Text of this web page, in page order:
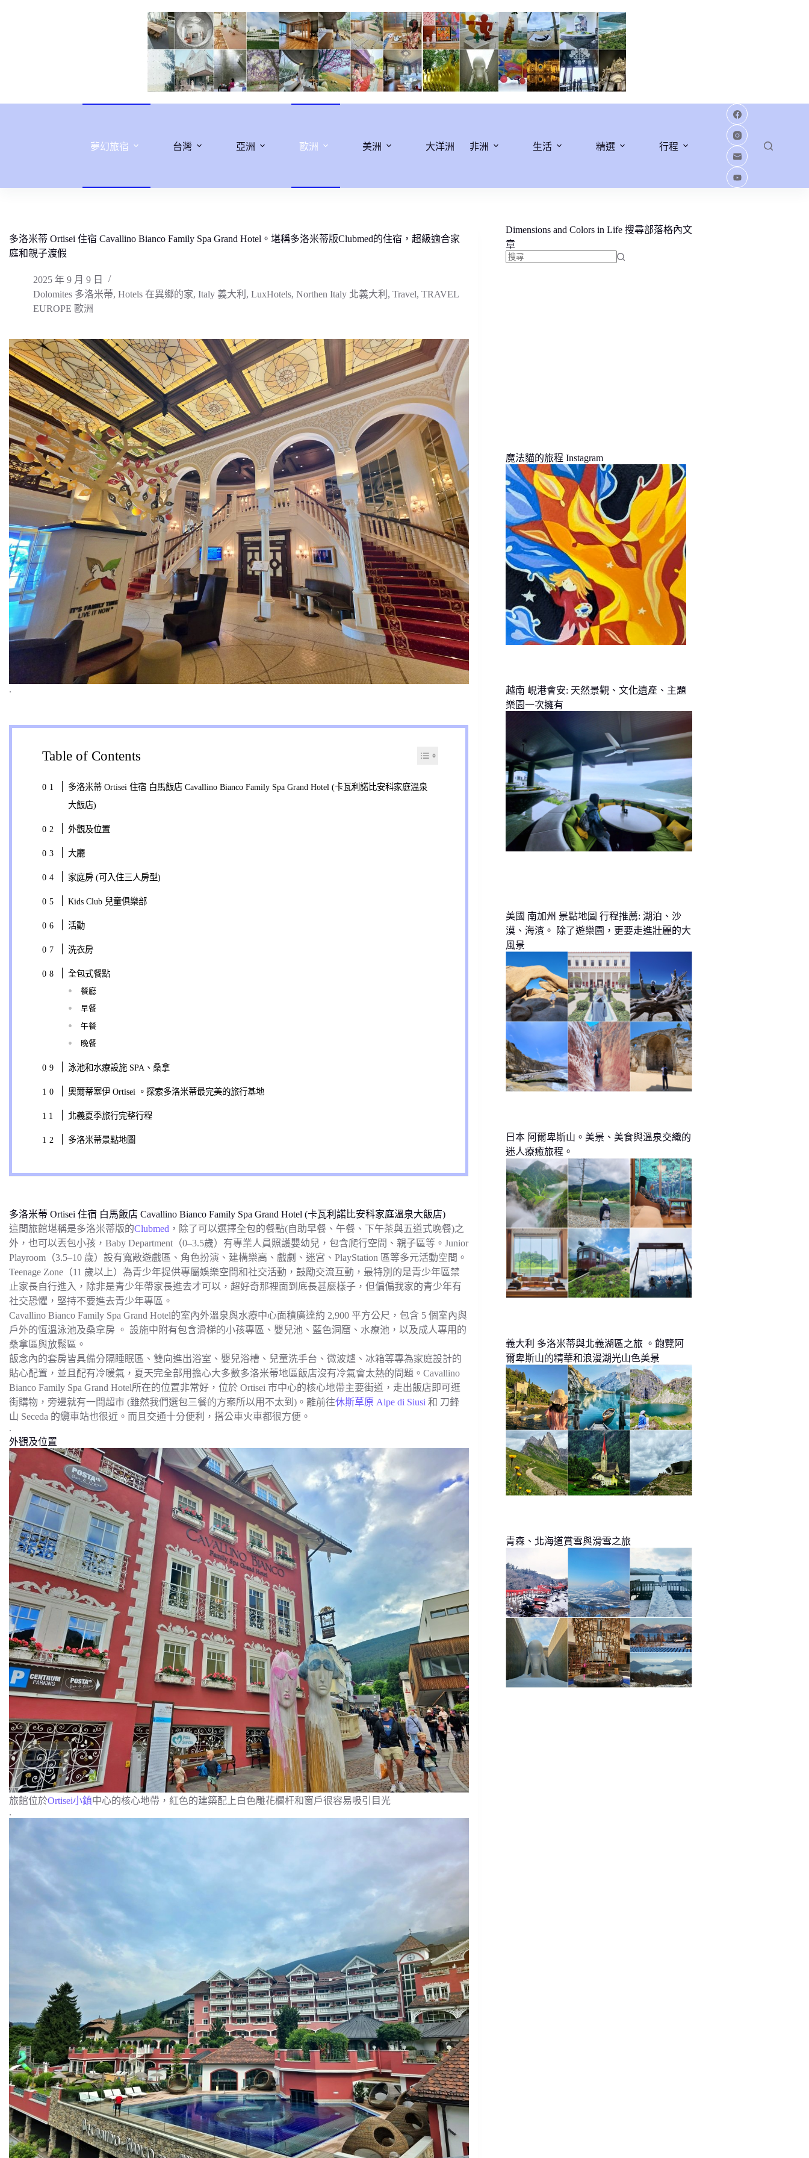
夢幻旅宿 台灣 亞洲 歐洲 美洲 大洋洲 非洲 生活 精選 行程
多洛米蒂 Ortisei 住宿 Cavallino Bianco Family Spa Grand Hotel。堪稱多洛米蒂版Clubmed的住宿，超級適合家
庭和親子渡假
2025 年 9 月 9 日
Dolomites 多洛米蒂, Hotels 在異鄉的家, Italy 義大利 , LuxHotels, Northen Italy 北義大利 , Travel, TRAVEL
EUROPE 歐洲
.
Table of Contents
多洛米蒂 Ortisei 住宿 白馬飯店 Cavallino Bianco Family Spa Grand Hotel (卡瓦利諾比安科家庭溫泉
大飯店)
外觀及位置
大廳
家庭房 (可入住三人房型)
Kids Club 兒童俱樂部
活動
洗衣房
全包式餐點
餐廳
早餐
午餐
晚餐
泳池和水療設施 SPA、桑拿
奧爾蒂塞伊 Ortisei 。探索多洛米蒂最完美的旅行基地
北義夏季旅行完整行程
多洛米蒂景點地圖
多洛米蒂 Ortisei 住宿 白馬飯店 Cavallino Bianco Family Spa Grand Hotel (卡瓦利諾比安科家庭溫泉大飯店)
這間旅館堪稱是多洛米蒂版的Clubmed ，除了可以選擇全包的餐點(自助早餐、午餐、下午茶與五道式晚餐)之
外，也可以丟包小孩，Baby Department（0–3.5歲）有專業人員照護嬰幼兒，包含爬行空間、親子區等。Junior
Playroom（3.5–10 歲）設有寬敞遊戲區、角色扮演、建構樂高、戲劇、迷宮、PlayStation 區等多元活動空間。
Teenage Zone（11 歲以上）為青少年提供專屬娛樂空間和社交活動，鼓勵交流互動，最特別的是青少年區禁
止家長自行進入，除非是青少年帶家長進去才可以，超好奇那裡面到底長甚麼樣子，但偏偏我家的青少年有
社交恐懼，堅持不要進去青少年專區。
Cavallino Bianco Family Spa Grand Hotel的室內外溫泉與水療中心面積廣達約 2,900 平方公尺，包含 5 個室內與
戶外的恆溫泳池及桑拿房 。 設施中附有包含滑梯的小孩專區、嬰兒池、藍色洞窟、水療池，以及成人專用的
桑拿區與放鬆區。
飯念內的套房皆具備分隔睡眠區、雙向進出浴室、嬰兒浴槽、兒童洗手台、微波爐、冰箱等專為家庭設計的
貼心配置，並且配有冷暖氣，夏天完全部用擔心大多數多洛米蒂地區飯店沒有冷氣會太熱的問題。Cavallino
Bianco Family Spa Grand Hotel所在的位置非常好，位於 Ortisei 市中心的核心地帶主要街道，走出飯店即可逛
街購物，旁邊就有一間超市 (雖然我們選包三餐的方案所以用不太到)。離前往休斯草原 Alpe di Siusi 和 刀鋒
山 Seceda 的纜車站也很近。而且交通十分便利，搭公車火車都很方便。
.
外觀及位置
旅館位於Ortisei小鎮中心的核心地帶，紅色的建築配上白色雕花欄杆和窗戶很容易吸引目光
.
Dimensions and Colors in Life 搜尋部落格內文
章
魔法貓的旅程 Instagram
越南 峴港會安: 天然景觀、文化遺產、主題
樂園一次擁有
美國 南加州 景點地圖 行程推薦: 湖泊、沙
漠、海濱。 除了遊樂園，更要走進壯麗的大
風景
日本 阿爾卑斯山。美景、美食與溫泉交織的
迷人療癒旅程。
義大利 多洛米蒂與北義湖區之旅 。飽覽阿
爾卑斯山的精華和浪漫湖光山色美景
青森、北海道賞雪與滑雪之旅